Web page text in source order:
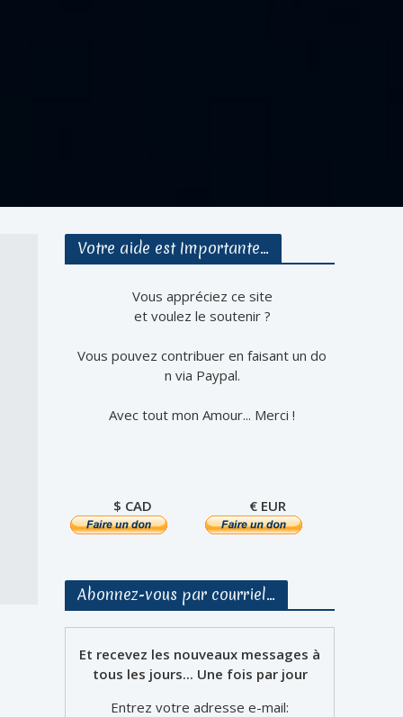
Votre aide est Importante…
Vous appréciez ce site
et voulez le soutenir ?
Vous pouvez contribuer en faisant un do
n via Paypal.
Avec tout mon Amour... Merci !
$ CAD € EUR
Abonnez-vous par courriel…
Et recevez les nouveaux messages à
tous les jours... Une fois par jour
Entrez votre adresse e-mail: